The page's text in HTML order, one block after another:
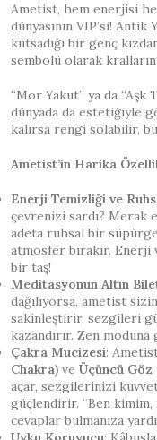
Ametist, hem enerjisi
dünyasının VIP’si!
kutsadığı bir genç
sembolü olarak
“Mor Yakut” ya da “Aşk
dünyada da estetiğiyle
kalırsa rengi solabilir,
Ametist’in Harika
Enerji Temizliği ve
çevrenizi sardı? Merak
adeta ruhsal bir
atmosfer bırakır.
bir taş!
Meditasyonun Altın
dağılıyorsa, ametist
sakinleştirir, sezgileri
kazandırır. Zen
Çakra Mucizesi:
Chakra) ve Üçüncü Göz
açar, sezgilerinizi
güçlendirir. “Ben kimim,
cevaplar bulmanıza